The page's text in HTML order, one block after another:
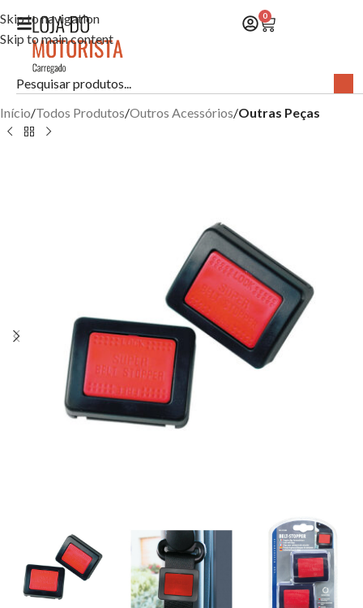
Skip to navigation
Skip to main content
0
Início Todos Produtos Outros Acessórios Outras Peças